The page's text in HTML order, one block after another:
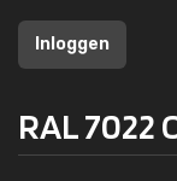
Inloggen
RAL 7022